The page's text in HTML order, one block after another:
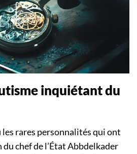
inquiétant du
rares personnalités qui ont
chef de l’État Abbdelkader